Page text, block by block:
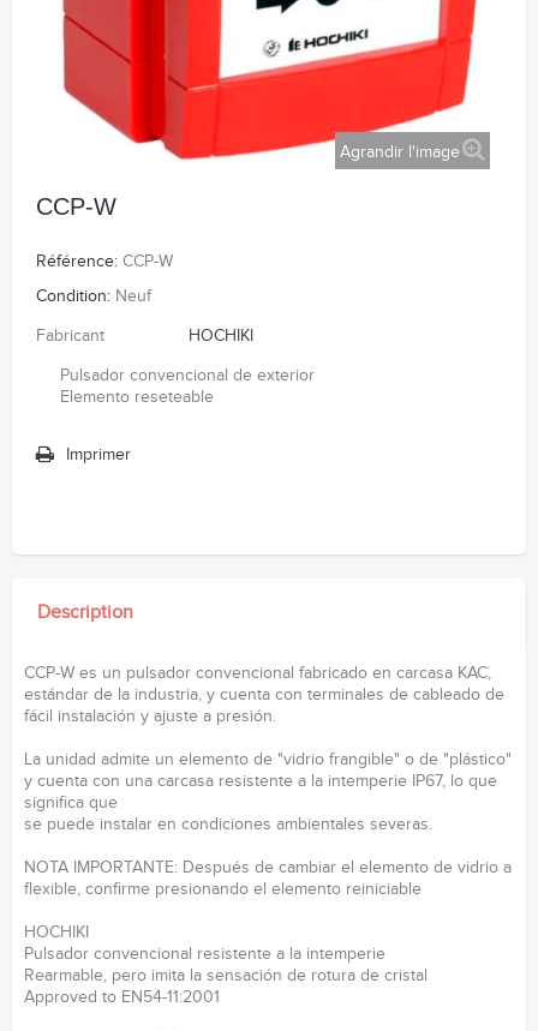
Agrandir l'image
CCP-W
Référence: CCP-W
Condition: Neuf
Fabricant HOCHIKI
Pulsador convencional de exterior
Elemento reseteable
Imprimer
Description
CCP-W es un pulsador convencional fabricado en carcasa KAC,
estándar de la industria, y cuenta con terminales de cableado de
fácil instalación y ajuste a presión.
La unidad admite un elemento de "vidrio frangible" o de "plástico"
y cuenta con una carcasa resistente a la intemperie IP67, lo que
significa que
se puede instalar en condiciones ambientales severas.
NOTA IMPORTANTE: Después de cambiar el elemento de vidrio a
flexible, confirme presionando el elemento reiniciable
HOCHIKI
Pulsador convencional resistente a la intemperie
Rearmable, pero imita la sensación de rotura de cristal
Approved to EN54-11:2001